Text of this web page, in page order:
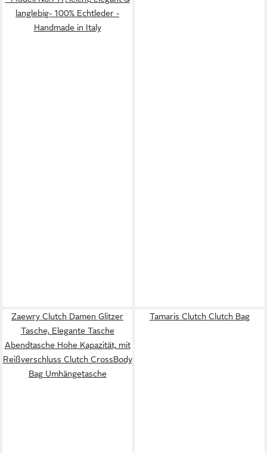
langlebig- 100% Echtleder -
Handmade in Italy
Zaewry Clutch Damen Glitzer
Tasche, Elegante Tasche
Abendtasche Hohe Kapazität, mit
Reißverschluss Clutch CrossBody
Bag Umhängetasche
Tamaris Clutch Clutch Bag